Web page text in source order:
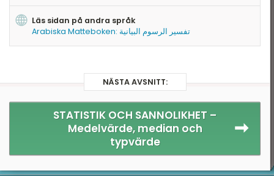
Läs sidan på andra språk
Arabiska Matteboken: تفسير الرسوم البيانية
NÄSTA AVSNITT:
STATISTIK OCH SANNOLIKHET –
Medelvärde, median och
typvärde